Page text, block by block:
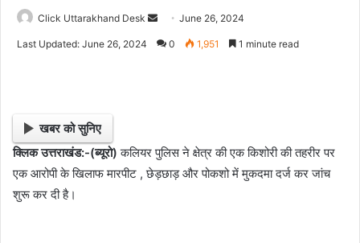
Click Uttarakhand Desk
e
m
a
June 26, 2024
Last Updated: June 26, 2024 0 1,951 1 minute read
खबर को सुनिए
क्लिक उत्तराखंड:-(ब्यूरो)कलियर पुलिस ने क्षेत्र की एक किशोरी की तहरीर पर
एक आरोपी के खिलाफ मारपीट , छेड़छाड़ और पोकशो में मुकदमा दर्ज कर जांच
शुरू कर दी है।